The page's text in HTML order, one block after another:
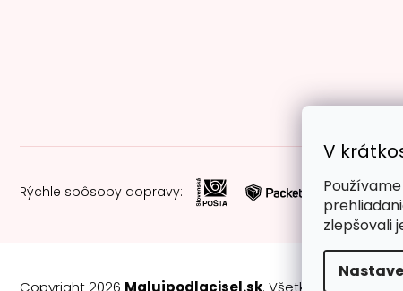
V
zlepšovali
Rýchle spôsoby dopravy:
Copyright 2026 Malujpodlacisel.sk. Všetky práva